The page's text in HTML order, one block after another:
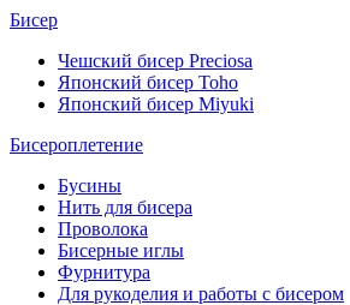
Бисер
Чешский бисер Preciosa
Японский бисер Toho
Японский бисер Miyuki
Бисероплетение
Бусины
Нить для бисера
Проволока
Бисерные иглы
Фурнитура
Для рукоделия и работы с бисером